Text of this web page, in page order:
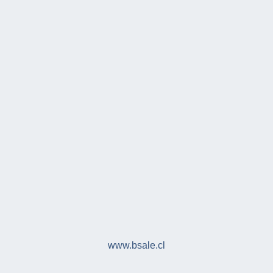
www.bsale.cl